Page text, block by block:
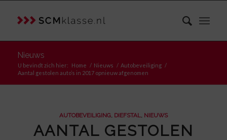
Nieuws
U bevindt zich hier: Home / Nieuws / Autobeveiliging /
Aantal gestolen auto’s in 2017 opnieuw afgenomen
AUTOBEVEILIGING, DIEFSTAL, NIEUWS
AANTAL GESTOLEN